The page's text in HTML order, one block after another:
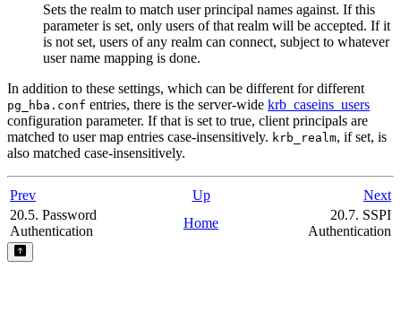
Sets the realm to match user principal names against. If this
parameter is set, only users of that realm will be accepted. If it
is not set, users of any realm can connect, subject to whatever
user name mapping is done.
In addition to these settings, which can be different for different
pg_hba.conf entries, there is the server-wide krb_caseins_users
configuration parameter. If that is set to true, client principals are
matched to user map entries case-insensitively. krb_realm, if set, is
also matched case-insensitively.
Prev Up
Next
20.5. Password
Authentication
Home
20.7. SSPI
Authentication